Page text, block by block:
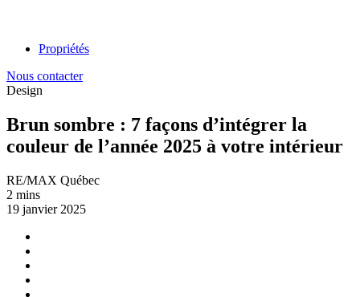
Propriétés
Nous contacter
Design
Brun sombre : 7 façons d’intégrer la
couleur de l’année 2025 à votre intérieur
RE/MAX Québec
2 mins
19 janvier 2025